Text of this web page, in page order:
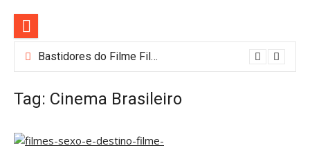
conteúdo
Bastidores do Filme Filhos de Sangue e Osso Revelam a Magia de Orïsha
Lançamentos da HBO Max em Agosto: Lanternas, Casa do Dragão e Mais! [Filmes/Séries/Documentários e mais]
Tag: Cinema Brasileiro